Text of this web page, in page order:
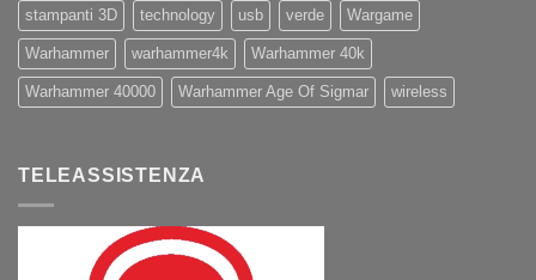
stampanti 3D technology usb verde Wargame
Warhammer warhammer4k Warhammer 40k
Warhammer 40000 Warhammer Age Of Sigmar wireless
TELEASSISTENZA